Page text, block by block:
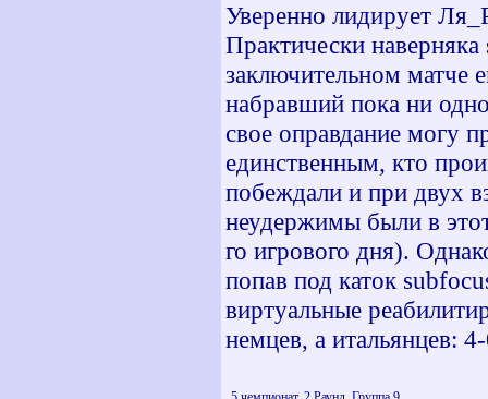
Уверенно лидирует
Практически
заключительном матче
набравший пока ни
свое оправдание могу
единственным, кто
побеждали и при двух
неудержимы были в
го игрового дня).
попав под каток
виртуальные
немцев, а итальянцев: